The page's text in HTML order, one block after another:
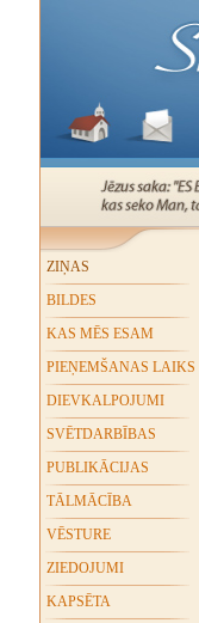
ZIŅAS
BILDES
KAS MĒS ESAM
PIEŅEMŠANAS LAIKS
DIEVKALPOJUMI
SVĒTDARBĪBAS
PUBLIKĀCIJAS
TĀLMĀCĪBA
VĒSTURE
ZIEDOJUMI
KAPSĒTA